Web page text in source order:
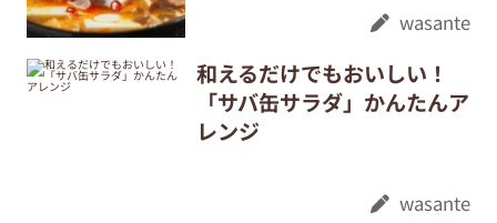
wasante
和えるだけでもおいしい！
「サバ缶サラダ」かんたんア
レンジ
wasante